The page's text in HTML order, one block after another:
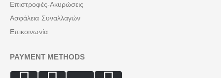
Επιστροφές-Ακυρώσεις
Ασφάλεια Συναλλαγών
Επικοινωνία
PAYMENT METHODS